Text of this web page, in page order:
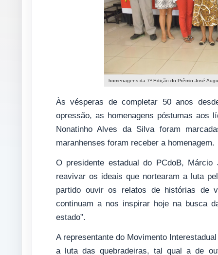
homenagens da 7ª Edição do Prêmio José
Às vésperas de completar 50 anos
opressão, as homenagens póstumas aos
Nonatinho Alves da Silva foram
maranhenses foram receber a homenagem.
O presidente estadual do PCdoB,
reavivar os ideais que nortearam a luta
partido ouvir os relatos de histórias de
continuam a nos inspirar hoje na busca
estado”.
A representante do Movimento
a luta das quebradeiras, tal qual a de